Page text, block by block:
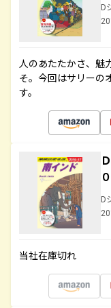
D
人のあたたかさ、魅
そ。今回はサリーの
す。
D
当社在庫切れ